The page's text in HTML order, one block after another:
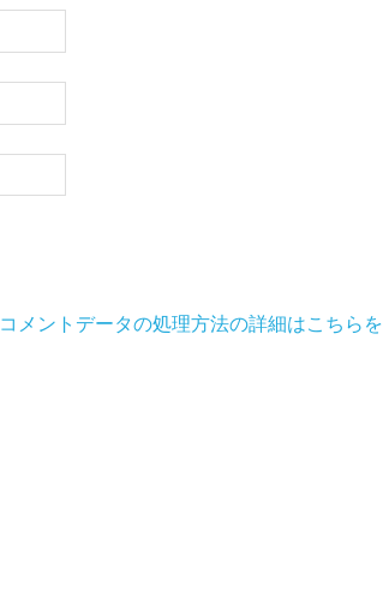
コメントデータの処理方法の詳細はこちらを